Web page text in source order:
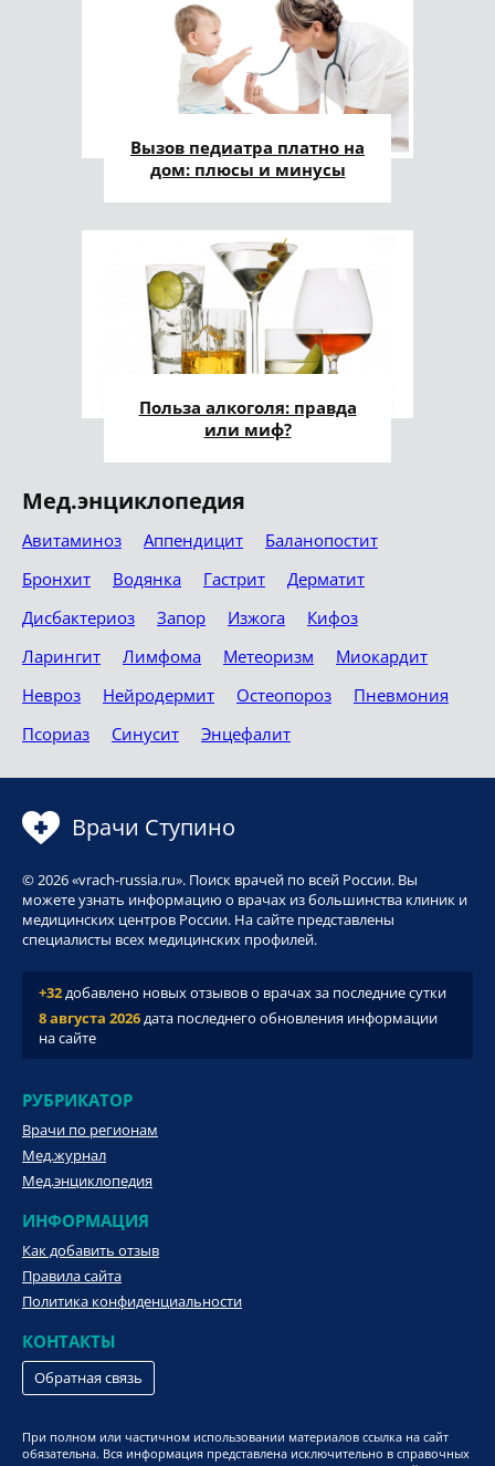
Вызов педиатра платно на
дом: плюсы и минусы
Польза алкоголя: правда
или миф?
Мед.энциклопедия
Авитаминоз Аппендицит
Баланопостит
Бронхит
Водянка Гастрит
Дерматит
Дисбактериоз
Запор Изжога
Кифоз
Ларингит
Лимфома Метеоризм
Миокардит
Невроз
Нейродермит Остеопороз
Пневмония
Псориаз
Синусит Энцефалит
Врачи Ступино
© 2026 «vrach-russia.ru». Поиск врачей по всей России. Вы
можете узнать информацию о врачах из большинства клиник и
медицинских центров России. На сайте представлены
специалисты всех медицинских профилей.
+32добавлено новых отзывов о врачах за последние сутки
8 августа 2026дата последнего обновления информации
на сайте
РУБРИКАТОР
Врачи по регионам
Мед.журнал
Мед.энциклопедия
ИНФОРМАЦИЯ
Как добавить отзыв
Правила сайта
Политика конфиденциальности
КОНТАКТЫ
Обратная связь
При полном или частичном использовании материалов ссылка на сайт
обязательна. Вся информация представлена исключительно в справочных